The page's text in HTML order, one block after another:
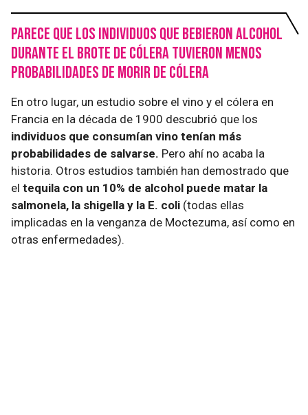
Parece que los individuos que bebieron alcohol
durante el brote de cólera tuvieron menos
probabilidades de morir de cólera
En otro lugar, un estudio sobre el vino y el cólera en
Francia en la década de 1900 descubrió que los
individuos que consumían vino tenían más
probabilidades de salvarse. Pero ahí no acaba la
historia. Otros estudios también han demostrado que
el tequila con un 10% de alcohol puede matar la
salmonela, la shigella y la E. coli (todas ellas
implicadas en la venganza de Moctezuma, así como en
otras enfermedades).